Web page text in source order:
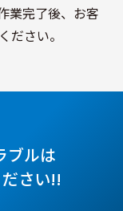
業完了後、お客
ださい。
ブルは
さい!!